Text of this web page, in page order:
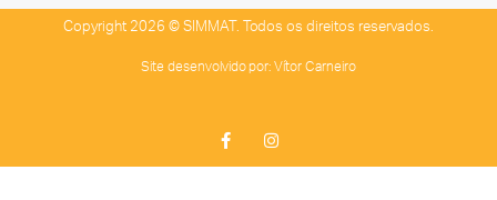
Copyright 2026 © SIMMAT. Todos os direitos reservados.
Site desenvolvido por: Vítor Carneiro